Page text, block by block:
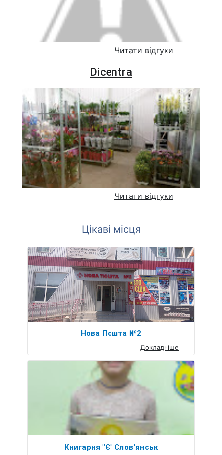
Читати відгуки
Dicentra
Читати відгуки
Цікаві місця
Нова Пошта №2
Докладніше
Книгарня "Є" Слов'янськ